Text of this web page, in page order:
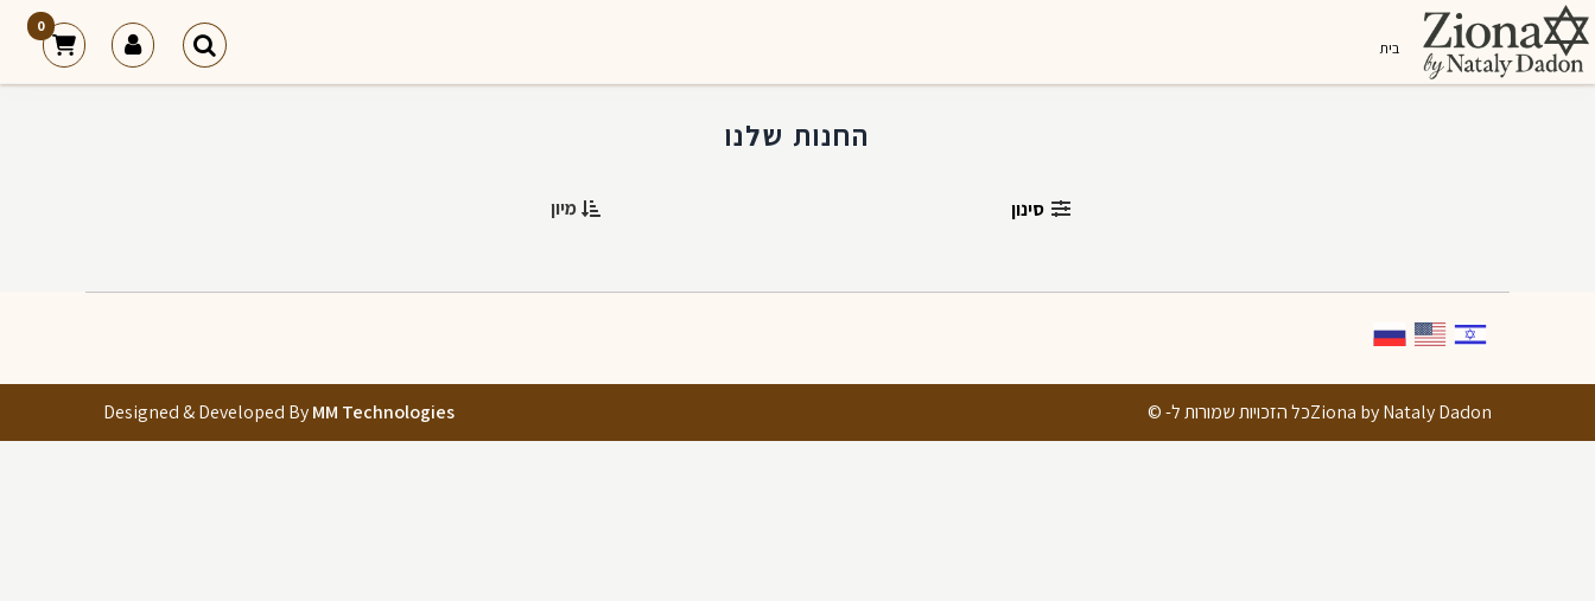
0
בית
החנות שלנו
סינון מיון
Ziona by Nataly Dadonכל הזכויות שמורות ל- © Designed & Developed ByMM Technologies